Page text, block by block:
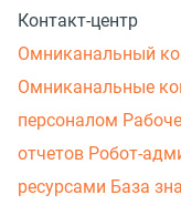
Контакт-центр
Омниканальный
Омниканальные
персоналом
отчетов Робот-
ресурсами База